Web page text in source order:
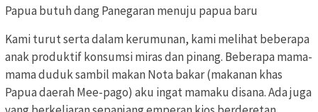
Papua butuh dang Panegaran menuju papua baru
Kami turut serta dalam kerumunan, kami melihat beberapa
anak produktif konsumsi miras dan pinang. Beberapa mama-
mama duduk sambil makan Nota bakar (makanan khas
Papua daerah Mee-pago) aku ingat mamaku disana. Ada juga